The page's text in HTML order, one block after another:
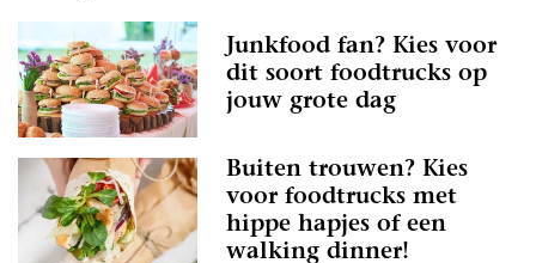
Junkfood fan? Kies voor
dit soort foodtrucks op
jouw grote dag
Buiten trouwen? Kies
voor foodtrucks met
hippe hapjes of een
walking dinner!